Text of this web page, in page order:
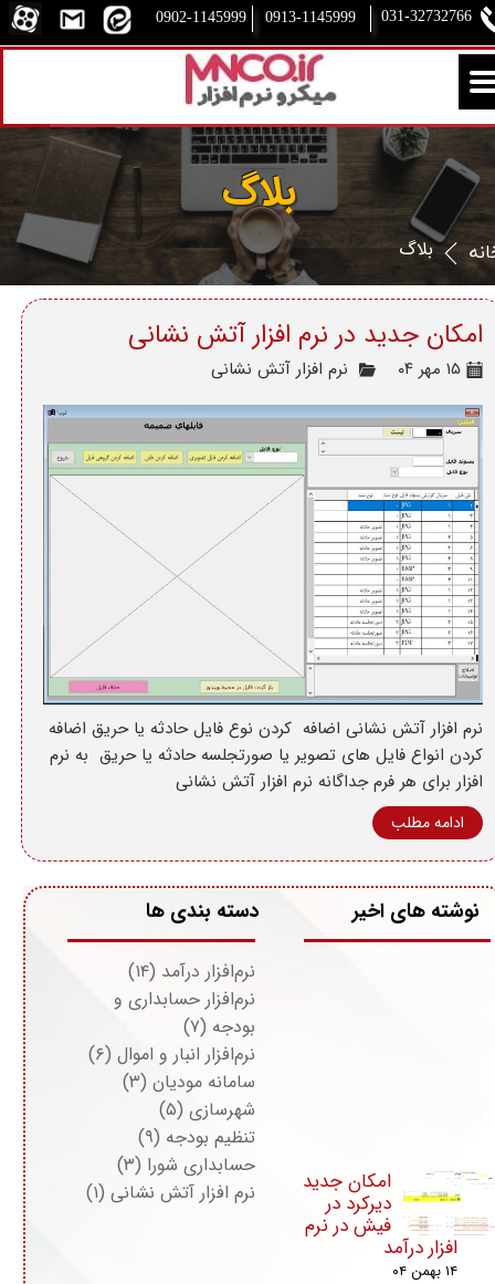
0913-1145999 031-32732766​​​​​​​
0902-1145999
بلاگ
​بلاگ
امکان جدید در نرم افزار آتش نشانی
۱۵ مهر ۰۴ نرم افزار آتش نشانی
نرم افزار آتش نشانی اضافه کردن نوع فایل حادثه یا حریق اضافه
کردن انواع فایل های تصویر یا صورتجلسه حادثه یا حریق به نرم
افزار برای هر فرم جداگانه نرم افزار آتش نشانی
ادامه مطلب
نوشته های اخیر
امکان جدید
دیرکرد در
فیش در نرم
افزار درآمد
۱۴ بهمن ۰۴
دسته بندی ها
نرم‌افزار درآمد (۱۴)
نرم‌افزار حسابداری و
بودجه (۷)
نرم‌افزار انبار و اموال (۶)
سامانه مودیان (۳)
شهرسازی (۵)
تنظیم بودجه (۹)
حسابداری شورا (۳)
نرم افزار آتش نشانی (۱)